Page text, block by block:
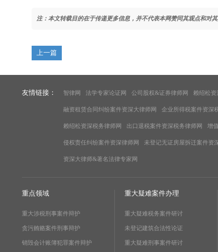
注：本文转载目的在于传递更多信息，并不代表本网赞同其观点和对
上一篇
友情链接： 智律网 法学专家论证网 公司股权&证券律师网 赖绍松资
融资租赁合同纠纷案件资深大律师网 企业所得税案件资深
赖绍松资深税务律师网 出口退税案件资深税务律师网 增
侵权责任纠纷案件资深律师网 未登记无证房屋拆迁案件资
资深大律师&著名法律专家网
重点领域
重大涉税刑事案件辩护
贪污贿赂案件刑事辩护
销毁会计账簿犯罪案件辩护
重大疑难案件办理
重大疑难税务案件研讨
未登记建筑合法性论证
重大疑难刑事案件研讨